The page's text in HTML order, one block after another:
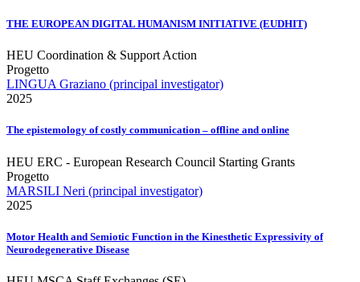
THE EUROPEAN DIGITAL HUMANISM INITIATIVE (EUDHIT)
HEU Coordination & Support Action
Progetto
LINGUA Graziano (principal investigator)
2025
The epistemology of costly communication – offline and online
HEU ERC - European Research Council Starting Grants
Progetto
MARSILI Neri (principal investigator)
2025
Motor Health and Semiotic Function in the Kinesthetic Expressivity of
Neurodegenerative Disease